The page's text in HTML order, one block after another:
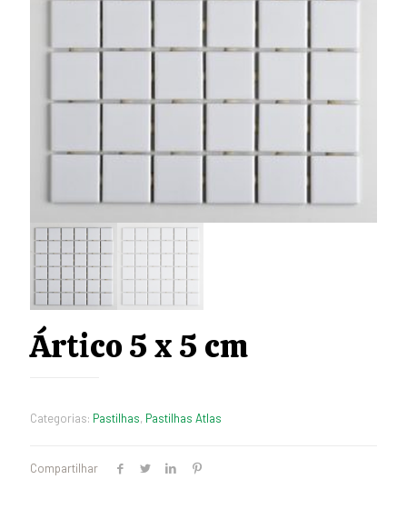
Ártico 5 x 5 cm
Categorias: Pastilhas, Pastilhas Atlas
Compartilhar